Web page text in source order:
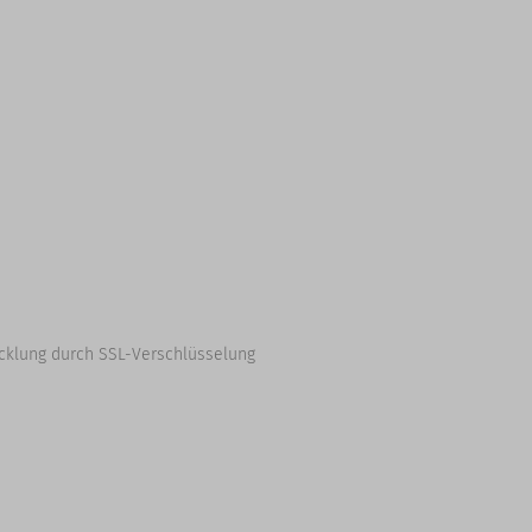
durch SSL-Verschlüsselung